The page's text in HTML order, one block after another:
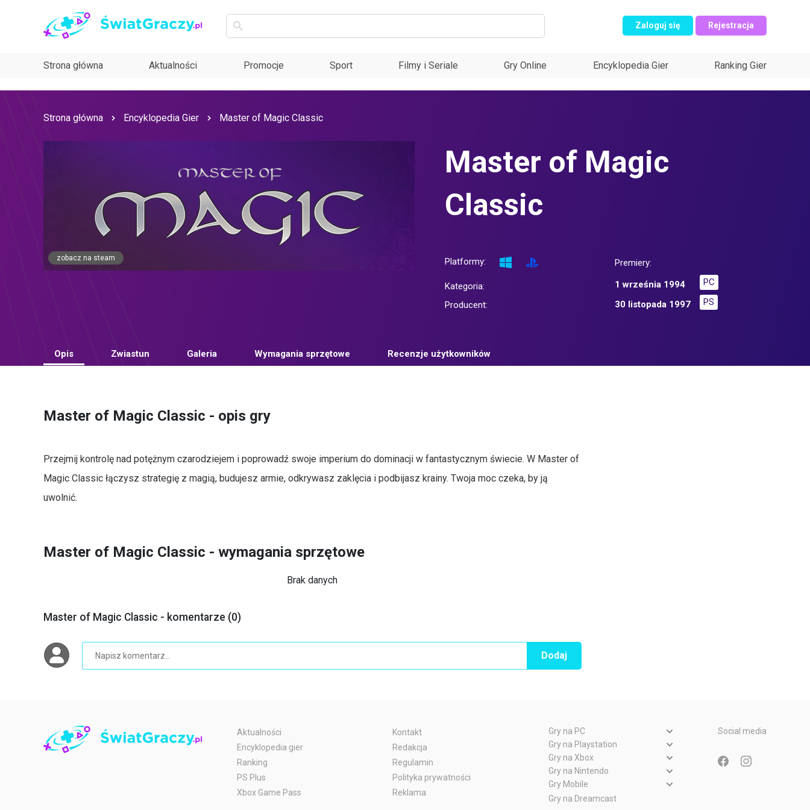
Zaloguj się Rejestracja
Strona główna Aktualności Promocje Sport Filmy i Seriale Gry Online Encyklopedia Gier Ranking Gier
Strona główna Encyklopedia Gier Master of Magic Classic
zobacz na steam
Master of Magic
Classic
Platformy:
Kategoria:
Producent:
Premiery:
1 września 1994
PC
30 listopada 1997 PS
Opis Zwiastun Galeria Wymagania sprzętowe Recenzje użytkowników
Master of Magic Classic - opis gry
Przejmij kontrolę nad potężnym czarodziejem i poprowadź swoje imperium do dominacji w fantastycznym świecie. W Master of
Magic Classic łączysz strategię z magią, budujesz armie, odkrywasz zaklęcia i podbijasz krainy. Twoja moc czeka, by ją
uwolnić.
Master of Magic Classic - wymagania sprzętowe
Brak danych
Master of Magic Classic - komentarze (0)
Dodaj
Aktualności
Encyklopedia gier
Ranking
PS Plus
Xbox Game Pass
Kontakt
Redakcja
Regulamin
Polityka prywatności
Reklama
Gry na PC
Gry PC
Gry WWW
Gry na Playstation
Gry PlayStation 5
Gry PlayStation 4
Gry PlayStation 3
Gry PlayStation 2
Gry na Xbox
Gry Xbox Series X
Gry Xbox One
Gry Xbox 360
Gry na Nintendo
Gry Nintendo Switch
Gry Nintendo Wii
Gry Mobile
Gry Android
Gry na Dreamcast
Social media